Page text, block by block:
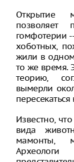
Открытие
гомфотерии
хоботных,
жили в
то же время.
теорию,
вымерли
Известно,
вида
мамонты,